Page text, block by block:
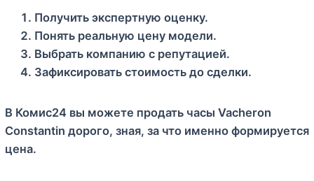
Получить экспертную оценку.
Понять реальную цену модели.
Выбрать компанию с репутацией.
Зафиксировать стоимость до сделки.
В Комис24 вы можете продать часы Vacheron
Constantin дорого, зная, за что именно формируется
цена.